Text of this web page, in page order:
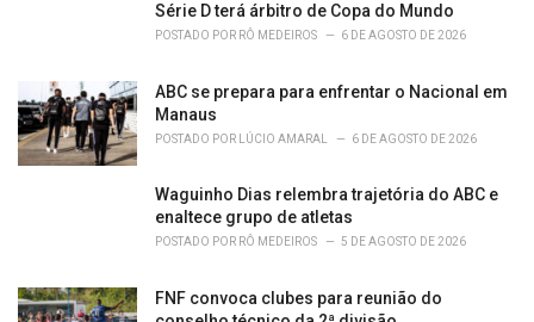
Série D terá árbitro de Copa do Mundo
POSTADO POR RÔ MEDEIROS 6 DE AGOSTO DE 2026
ABC se prepara para enfrentar o Nacional em
Manaus
POSTADO POR LÚCIO AMARAL 6 DE AGOSTO DE 2026
Waguinho Dias relembra trajetória do ABC e
enaltece grupo de atletas
POSTADO POR RÔ MEDEIROS 5 DE AGOSTO DE 2026
FNF convoca clubes para reunião do